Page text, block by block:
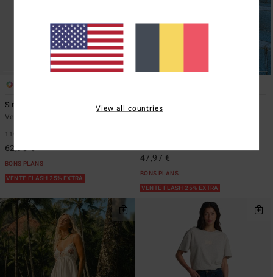
Since 73 Og Burleigh
Veste en velours côtelé Bleu Femme
119,95 €
62,98 €
BONS PLANS
VENTE FLASH 25% EXTRA
Lottie Hall Wategos
47,97 €
BONS PLANS
VENTE FLASH 25% EXTRA
View all countries